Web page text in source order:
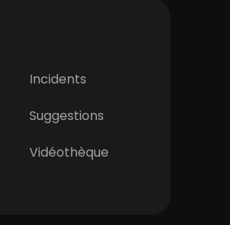
Incidents
Suggestions
Vidéothèque